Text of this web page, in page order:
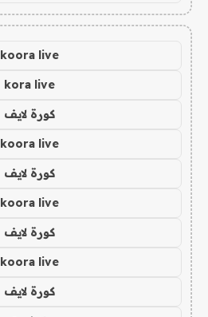
koora live
kora live
كورة لايف
koora live
كورة لايف
koora live
كورة لايف
koora live
كورة لايف